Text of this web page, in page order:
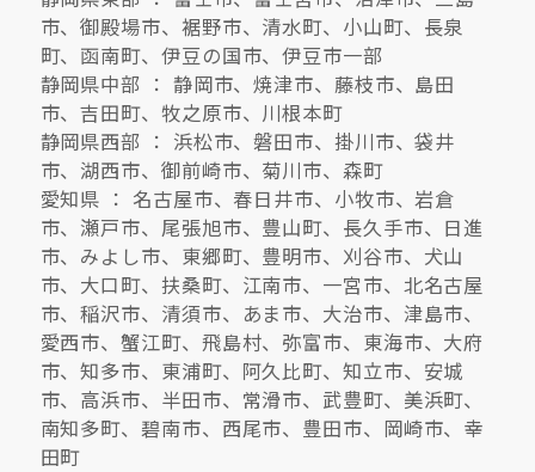
市、御殿場市、裾野市、清水町、小山町、長泉
町、函南町、伊豆の国市、伊豆市一部
静岡県中部 ： 静岡市、焼津市、藤枝市、島田
市、吉田町、牧之原市、川根本町
静岡県西部 ： 浜松市、磐田市、掛川市、袋井
市、湖西市、御前崎市、菊川市、森町
愛知県 ： 名古屋市、春日井市、小牧市、岩倉
市、瀬戸市、尾張旭市、豊山町、長久手市、日進
市、みよし市、東郷町、豊明市、刈谷市、犬山
市、大口町、扶桑町、江南市、一宮市、北名古屋
市、稲沢市、清須市、あま市、大治市、津島市、
愛西市、蟹江町、飛島村、弥富市、東海市、大府
市、知多市、東浦町、阿久比町、知立市、安城
市、高浜市、半田市、常滑市、武豊町、美浜町、
南知多町、碧南市、西尾市、豊田市、岡崎市、幸
田町